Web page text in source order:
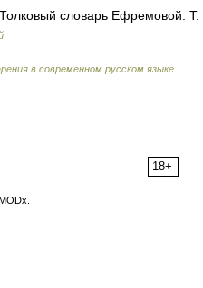
словарь Ефремовой. Т.
в современном русском языке
18+